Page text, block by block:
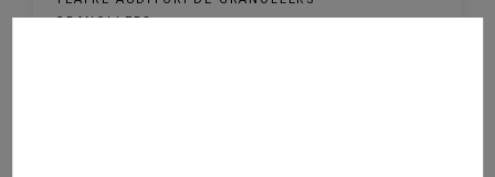
GRANOLLERS